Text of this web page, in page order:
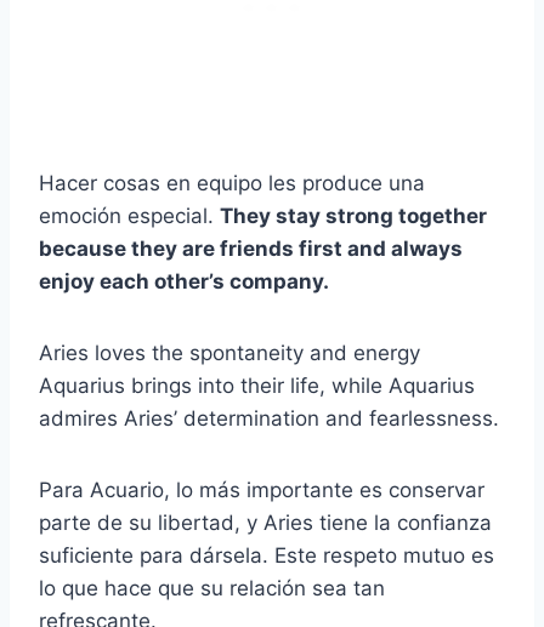
Hacer cosas en equipo les produce una
emoción especial. They stay strong together
because they are friends first and always
enjoy each other’s company.
Aries loves the spontaneity and energy
Aquarius brings into their life, while Aquarius
admires Aries’ determination and fearlessness.
Para Acuario, lo más importante es conservar
parte de su libertad, y Aries tiene la confianza
suficiente para dársela. Este respeto mutuo es
lo que hace que su relación sea tan
refrescante.